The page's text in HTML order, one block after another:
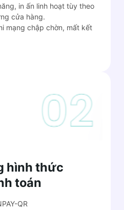
in ấn linh hoạt tùy theo
cửa hàng.
mạng chập chờn, mất kết
hình thức
toán
QR